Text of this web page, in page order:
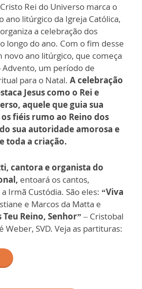
Rei do Universo marca o
ano litúrgico da Igreja Católica,
a celebração dos
longo do ano. Com o fim desse
novo ano litúrgico, que começa
Advento, um período de
para o Natal. A celebração
Jesus como o Rei e
aquele que guia sua
fiéis rumo ao Reino dos
sua autoridade amorosa e
toda a criação.
cantora e organista do
entoará os cantos,
Irmã Custódia. São eles: “Viva
e Marcos da Matta e
Reino, Senhor” – Cristobal
Weber, SVD. Veja as partituras: